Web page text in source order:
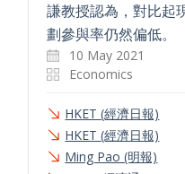
謙教授認為，對比起
劃參與率仍然偏低。
10 May 2021
Economics
HKET (經濟日報)
HKET (經濟日報)
Ming Pao (明報)